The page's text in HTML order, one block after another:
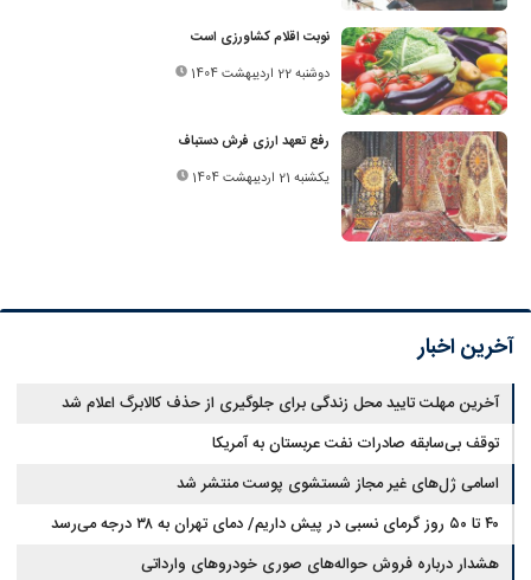
نوبت اقلام کشاورزی است
دوشنبه 22 اردیبهشت 1404
رفع تعهد ارزی فرش دستباف
یکشنبه 21 اردیبهشت 1404
آخرین اخبار
آخرین مهلت تایید محل زندگی برای جلوگیری از حذف کالابرگ اعلام شد
توقف بی‌سابقه صادرات نفت عربستان به آمریکا
اسامی ژل‌های غیر مجاز شستشوی پوست منتشر شد
۴۰ تا ۵۰ روز گرمای نسبی در پیش داریم/ دمای تهران به ۳۸ درجه می‌رسد
هشدار درباره فروش حواله‌های صوری خودروهای وارداتی